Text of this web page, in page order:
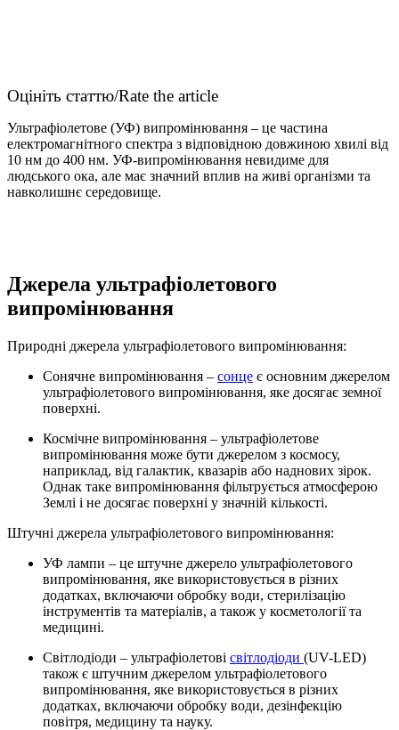
Оцініть статтю/Rate the article
Ультрафіолетове (УФ) випромінювання – це частина
електромагнітного спектра з відповідною довжиною хвилі від
10 нм до 400 нм. УФ-випромінювання невидиме для
людського ока, але має значний вплив на живі організми та
навколишнє середовище.
Джерела ультрафіолетового
випромінювання
Природні джерела ультрафіолетового випромінювання:
Сонячне випромінювання – сонце є основним джерелом
ультрафіолетового випромінювання, яке досягає земної
поверхні.
Космічне випромінювання – ультрафіолетове
випромінювання може бути джерелом з космосу,
наприклад, від галактик, квазарів або наднових зірок.
Однак таке випромінювання фільтрується атмосферою
Землі і не досягає поверхні у значній кількості.
Штучні джерела ультрафіолетового випромінювання:
УФ лампи – це штучне джерело ультрафіолетового
випромінювання, яке використовується в різних
додатках, включаючи обробку води, стерилізацію
інструментів та матеріалів, а також у косметології та
медицині.
Світлодіоди – ультрафіолетові світлодіоди (UV-LED)
також є штучним джерелом ультрафіолетового
випромінювання, яке використовується в різних
додатках, включаючи обробку води, дезінфекцію
повітря, медицину та науку.